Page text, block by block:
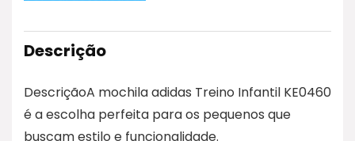
Descrição
DescriçãoA mochila adidas Treino Infantil KE0460
é a escolha perfeita para os pequenos que
buscam estilo e funcionalidade.